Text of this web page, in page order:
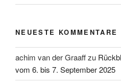
NEUESTE KOMMENTARE
achim van der Graaffzu
vom 6. bis 7. September 2025